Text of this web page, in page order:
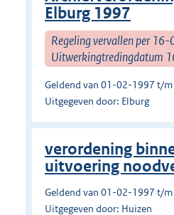
Elburg 1997
Regeling vervallen per
Uitwerkingtredingdatum
Geldend van 01-02-1997 t/
Uitgegeven door: Elburg
verordening
uitvoering
Geldend van 01-02-1997 t/m
Uitgegeven door: Huizen